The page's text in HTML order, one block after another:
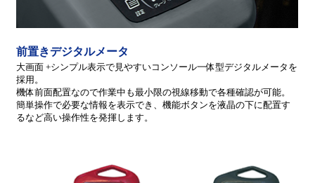
前置きデジタルメータ
大画面 +シンプル表示で見やすいコンソール一体型デジタルメータを
採用。
機体前面配置なので作業中も最小限の視線移動で各種確認が可能。
簡単操作で必要な情報を表示でき、機能ボタンを液晶の下に配置す
るなど高い操作性を発揮します。